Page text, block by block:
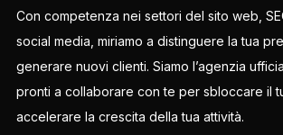
Con competenza nei settori del sito web,
social media, miriamo a distinguere la tua
generare nuovi clienti. Siamo l’agenzia
pronti a collaborare con te per sbloccare il
accelerare la crescita della tua attività.